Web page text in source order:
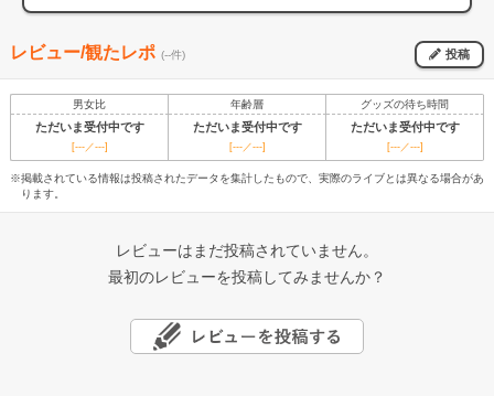
レビュー/観たレポ (--件) 投稿
男女比 年齢層 グッズの待ち時間
ただいま受付中です ただいま受付中です ただいま受付中です
[---／---] [---／---] [---／---]
※掲載されている情報は投稿されたデータを集計したもので、実際のライブとは異なる場合があ
ります。
レビューはまだ投稿されていません。
最初のレビューを投稿してみませんか？